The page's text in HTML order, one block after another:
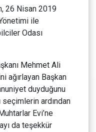
26 Nisan 2019
ile
Odası
Mehmet Ali
ağırlayan Başkan
duyduğunu
seçimlerin ardından
Evi’ne
da teşekkür